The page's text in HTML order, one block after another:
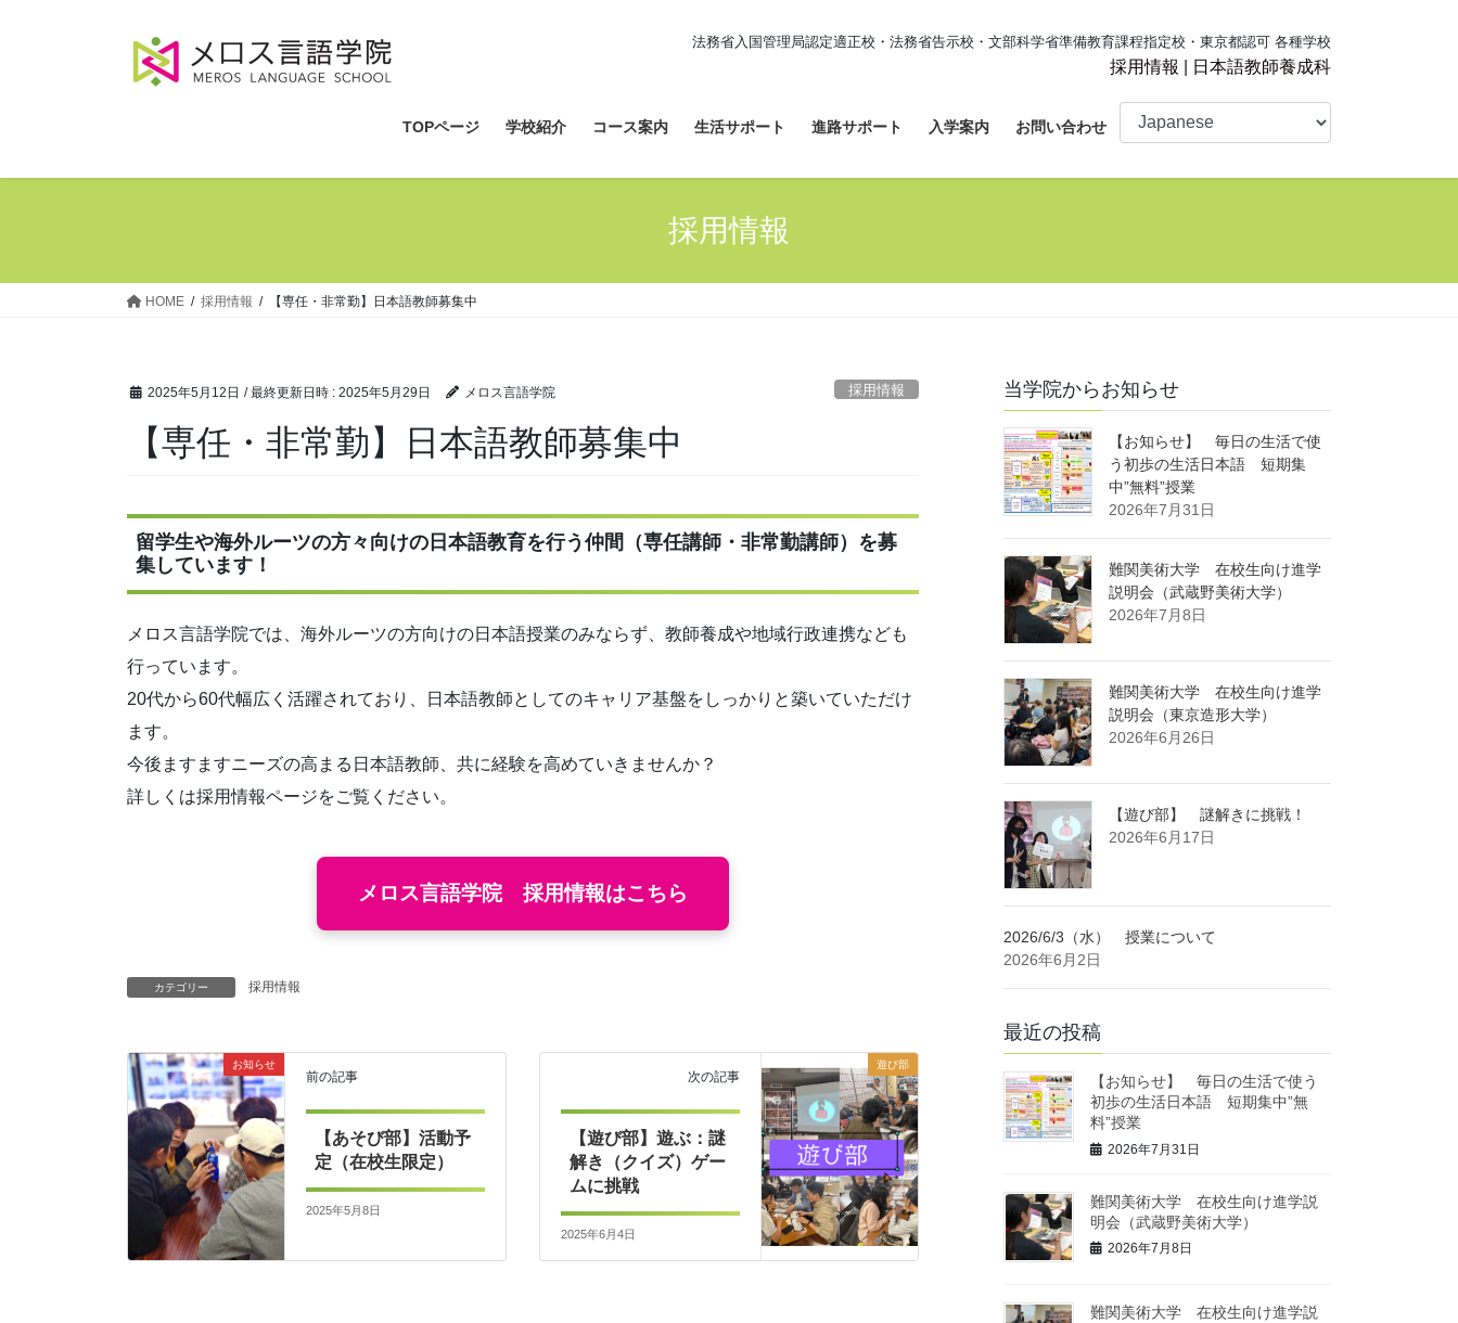
法務省入国管理局認定適正校・法務省告示校・文部科学省準備教育課程指定校・東京都認可 各種学校
採用情報 日本語教師養成科
TOPページ 学校紹介 コース案内 生活サポート 進路サポート 入学案内 お問い合わせ
採用情報
HOME 採用情報 【専任・非常勤】日本語教師募集中
2025年5月12日 / 最終更新日時 : 2025年5月29日 メロス言語学院 採用情報
【専任・非常勤】日本語教師募集中
留学生や海外ルーツの方々向けの日本語教育を行う仲間（専任講師・非常勤講師）を募
集しています！
メロス言語学院では、海外ルーツの方向けの日本語授業のみならず、教師養成や地域行政連携なども
行っています。
20代から60代幅広く活躍されており、日本語教師としてのキャリア基盤をしっかりと築いていただけ
ます。
今後ますますニーズの高まる日本語教師、共に経験を高めていきませんか？
詳しくは採用情報ページをご覧ください。
メロス言語学院 採用情報はこちら
カテゴリー 採用情報
お知らせ
前の記事
【あそび部】活動予
定（在校生限定）
2025年5月8日
遊び部
次の記事
【遊び部】遊ぶ：謎
解き（クイズ）ゲー
ムに挑戦
2025年6月4日
当学院からお知らせ
【お知らせ】 毎日の生活で使
う初歩の生活日本語 短期集
中”無料”授業
2026年7月31日
難関美術大学 在校生向け進学
説明会（武蔵野美術大学）
2026年7月8日
難関美術大学 在校生向け進学
説明会（東京造形大学）
2026年6月26日
【遊び部】 謎解きに挑戦！
2026年6月17日
2026/6/3（水） 授業について
2026年6月2日
最近の投稿
【お知らせ】 毎日の生活で使う
初歩の生活日本語 短期集中”無
料”授業
2026年7月31日
難関美術大学 在校生向け進学説
明会（武蔵野美術大学）
2026年7月8日
難関美術大学 在校生向け進学説